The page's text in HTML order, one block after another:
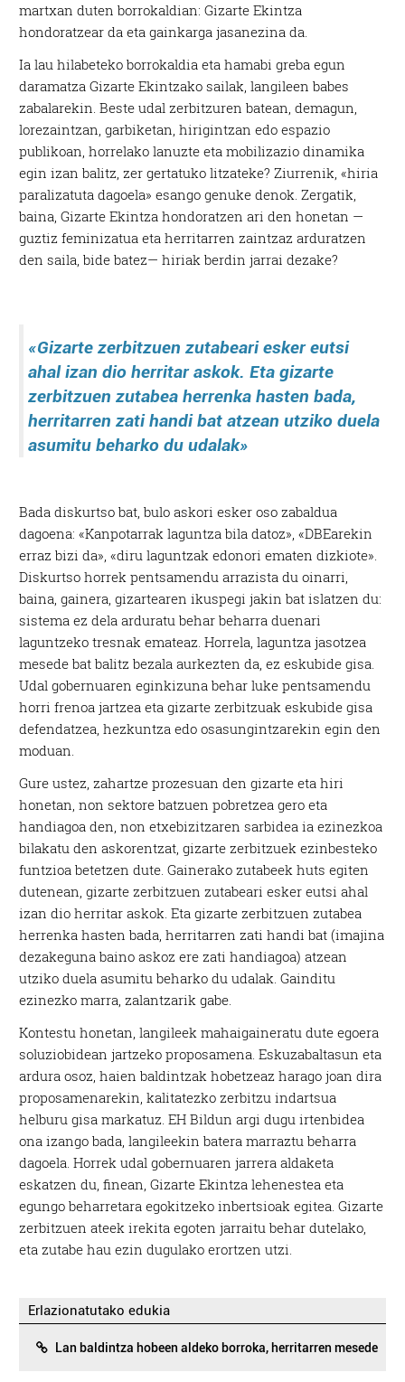
martxan duten borrokaldian: Gizarte Ekintza
hondoratzear da eta gainkarga jasanezina da.
Ia lau hilabeteko borrokaldia eta hamabi greba egun
daramatza Gizarte Ekintzako sailak, langileen babes
zabalarekin. Beste udal zerbitzuren batean, demagun,
lorezaintzan, garbiketan, hirigintzan edo espazio
publikoan, horrelako lanuzte eta mobilizazio dinamika
egin izan balitz, zer gertatuko litzateke? Ziurrenik, «hiria
paralizatuta dagoela» esango genuke denok. Zergatik,
baina, Gizarte Ekintza hondoratzen ari den honetan —
guztiz feminizatua eta herritarren zaintzaz arduratzen
den saila, bide batez— hiriakberdin jarrai dezake?
«Gizarte zerbitzuen zutabeari esker eutsi
ahal izan dio herritar askok. Eta gizarte
zerbitzuen zutabea herrenka hasten bada,
herritarren zati handi bat atzean utziko duela
asumitu beharko du udalak»
Bada diskurtso bat, bulo askori esker oso zabaldua
dagoena: «Kanpotarrak laguntza bila datoz», «DBEarekin
erraz bizi da», «diru laguntzak edonori ematen dizkiote».
Diskurtso horrek pentsamendu arrazista du oinarri,
baina, gainera, gizartearen ikuspegi jakin bat islatzen du:
sistema ez dela arduratu behar beharra duenari
laguntzeko tresnak emateaz. Horrela, laguntza jasotzea
mesede bat balitz bezala aurkezten da, ez eskubide gisa.
Udal gobernuaren eginkizuna behar luke pentsamendu
horri frenoa jartzea eta gizarte zerbitzuak eskubide gisa
defendatzea, hezkuntza edo osasungintzarekin egin den
moduan.
Gure ustez, zahartze prozesuan den gizarte eta hiri
honetan, non sektore batzuen pobretzea gero eta
handiagoa den, non etxebizitzaren sarbidea ia ezinezkoa
bilakatu den askorentzat, gizarte zerbitzuek ezinbesteko
funtzioa betetzen dute. Gainerako zutabeek huts egiten
dutenean, gizarte zerbitzuen zutabeari esker eutsi ahal
izan dio herritar askok. Eta gizarte zerbitzuen zutabea
herrenka hasten bada, herritarren zati handi bat (imajina
dezakeguna baino askoz ere zati handiagoa) atzean
utziko duela asumitu beharko du udalak. Gainditu
ezinezko marra, zalantzarik gabe.
Kontestu honetan, langileek mahaigaineratu dute egoera
soluziobidean jartzeko proposamena. Eskuzabaltasun eta
ardura osoz, haien baldintzak hobetzeaz harago joan dira
proposamenarekin, kalitatezko zerbitzu indartsua
helburu gisa markatuz. EH Bildun argi dugu irtenbidea
ona izango bada, langileekin batera marraztu beharra
dagoela. Horrek udal gobernuaren jarrera aldaketa
eskatzen du, finean, Gizarte Ekintza lehenestea eta
egungo beharretara egokitzeko inbertsioak egitea. Gizarte
zerbitzuen ateek irekita egoten jarraitu behar dutelako,
eta zutabe hau ezin dugulako erortzen utzi.
Erlazionatutako edukia
Lan baldintza hobeen aldeko borroka, herritarren mesede